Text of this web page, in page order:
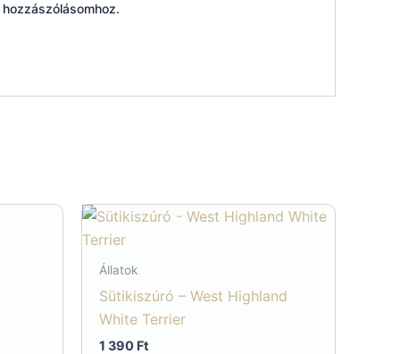
Állatok
Sütikiszúró – West Highland
White Terrier
1 390 Ft